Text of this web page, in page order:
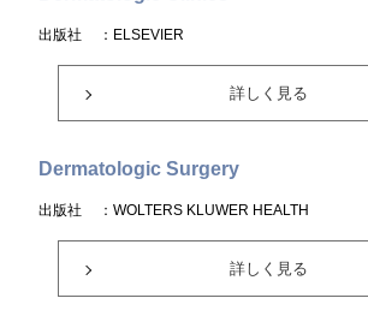
出版社 ：ELSEVIER
詳しく見る
Dermatologic Surgery
出版社 ：WOLTERS KLUWER HEALTH
詳しく見る